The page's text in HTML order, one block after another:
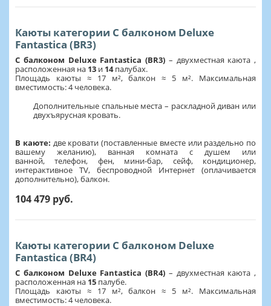
Каюты категории С балконом Deluxe
Fantastica (BR3)
С балконом Deluxe Fantastica (BR3) – двухместная каюта ,
расположенная на 13 и 14палубах.
Площадь каюты ≈ 17 м², балкон ≈ 5 м². Максимальная
вместимость: 4 человека.
Дополнительные спальные места – раскладной диван или
двухъярусная кровать.
В каюте: две кровати (поставленные вместе или раздельно по
вашему желанию), ванная комната с душем или
ванной, телефон, фен, мини-бар, сейф, кондиционер,
интерактивное TV, беспроводной Интернет (оплачивается
дополнительно), балкон.
104 479 руб.
Каюты категории С балконом Deluxe
Fantastica (BR4)
С балконом Deluxe Fantastica (BR4) – двухместная каюта ,
расположенная на 15 палубе.
Площадь каюты ≈ 17 м², балкон ≈ 5 м². Максимальная
вместимость: 4 человека.